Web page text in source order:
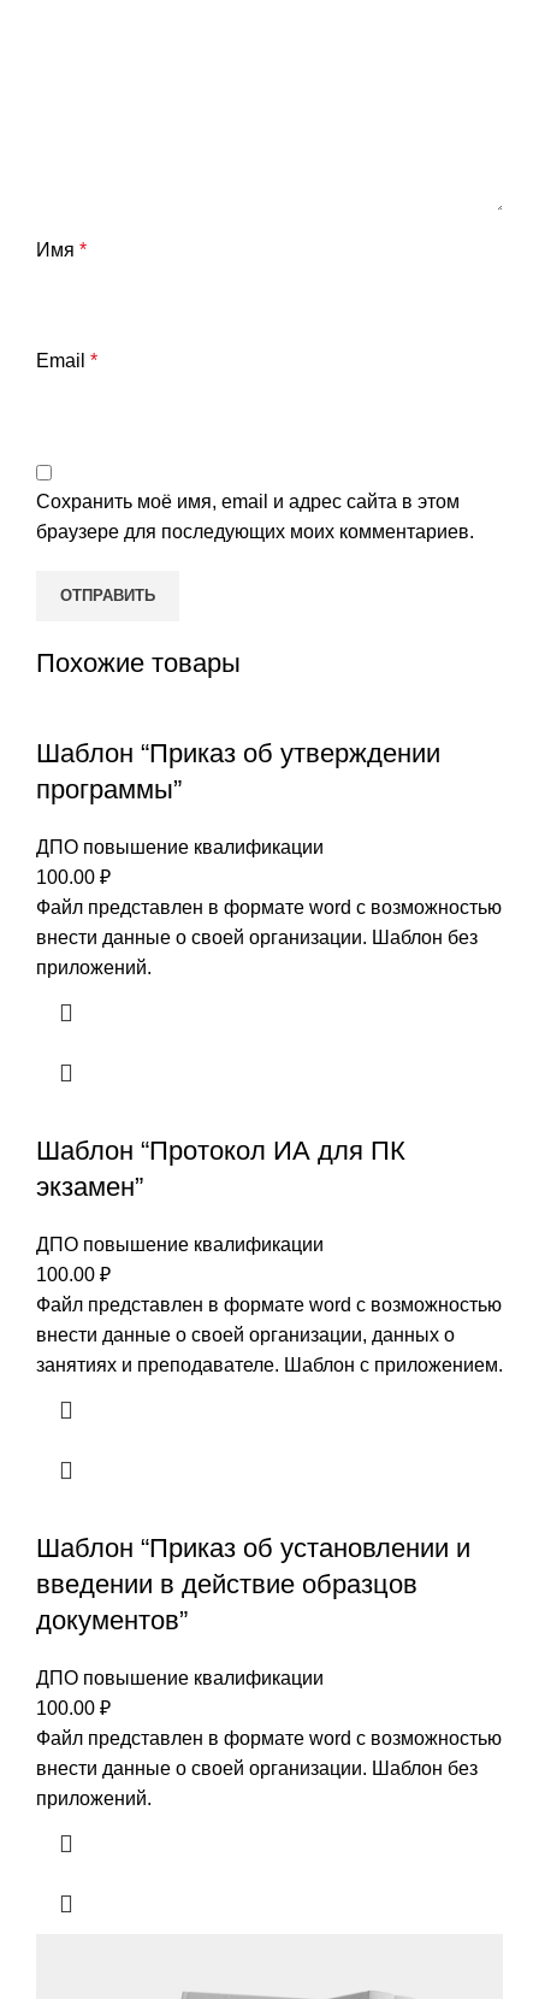
Имя *
Email *
Сохранить моё имя, email и адрес сайта в этом
браузере для последующих моих комментариев.
Похожие товары
Шаблон “Приказ об утверждении
программы”
ДПО повышение квалификации
100.00 ₽
Файл представлен в формате word с возможностью
внести данные о своей организации. Шаблон без
приложений.
Шаблон “Протокол ИА для ПК
экзамен”
ДПО повышение квалификации
100.00 ₽
Файл представлен в формате word с возможностью
внести данные о своей организации, данных о
занятиях и преподавателе. Шаблон с приложением.
Шаблон “Приказ об установлении и
введении в действие образцов
документов”
ДПО повышение квалификации
100.00 ₽
Файл представлен в формате word с возможностью
внести данные о своей организации. Шаблон без
приложений.